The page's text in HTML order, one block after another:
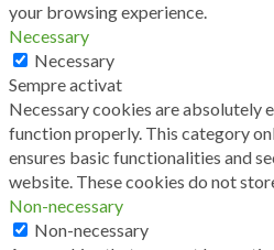
your browsing experience.
Necessary
Necessary
Sempre activat
Necessary cookies are absolutely
function properly. This category
ensures basic functionalities and
website. These cookies do not
Non-necessary
Non-necessary